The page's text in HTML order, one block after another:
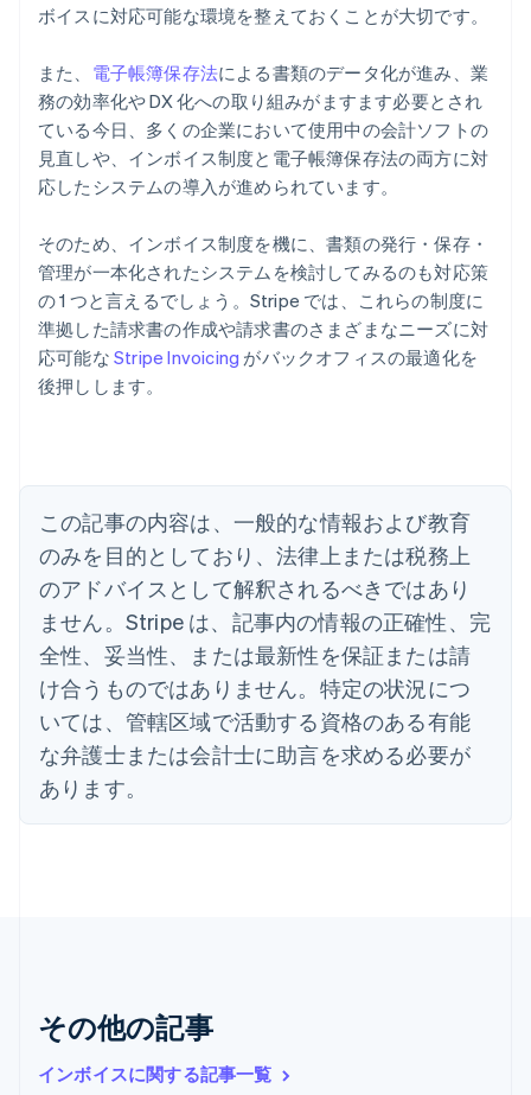
ボイスに対応可能な環境を整えておくことが大切です。
また、 電子帳簿保存法による書類のデータ化が進み、業
務の効率化や DX 化への取り組みがますます必要とされ
ている今日、多くの企業において使用中の会計ソフトの
見直しや、インボイス制度と電子帳簿保存法の両方に対
応したシステムの導入が進められています。
そのため、インボイス制度を機に、書類の発行・保存・
管理が一本化されたシステムを検討してみるのも対応策
の 1 つと言えるでしょう。Stripe では、これらの制度に
準拠した請求書の作成や請求書のさまざまなニーズに対
応可能な Stripe Invoicing がバックオフィスの最適化を
後押しします。
この記事の内容は、一般的な情報および教育
のみを目的としており、法律上または税務上
のアドバイスとして解釈されるべきではあり
ません。Stripe は、記事内の情報の正確性、完
全性、妥当性、または最新性を保証または請
け合うものではありません。特定の状況につ
いては、管轄区域で活動する資格のある有能
な弁護士または会計士に助言を求める必要が
あります。
その他の記事
インボイスに関する記事一覧
アイルランド
English
アメリカ
EnglishEspañol
ItalianoEnglish
インド
エストニア
English
オーストラリア
English
オーストリア
DeutschEnglish
オランダ
NederlandsEnglish
カナダ
English
シンガポール
スイス